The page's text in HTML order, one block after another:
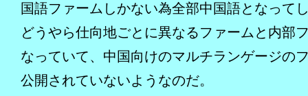
国語ファームしかない為全部中国語となって
どうやら仕向地ごとに異なるファームと内部
なっていて、中国向けのマルチランゲージの
公開されていないようなのだ。